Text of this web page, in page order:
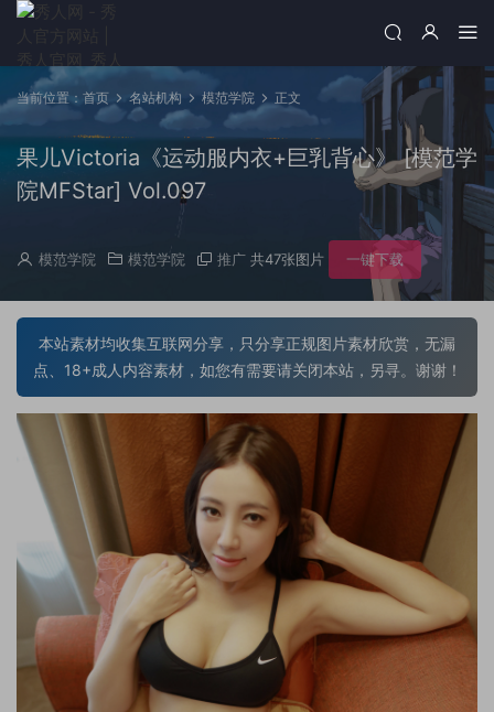
当前位置： 首页 名站机构 模范学院 正文
果儿Victoria《运动服内衣+巨乳背心》 [模范学
院MFStar] Vol.097
模范学院 模范学院 推广 共47张图片 一键下载
本站素材均收集互联网分享，只分享正规图片素材欣赏，无漏
点、18+成人内容素材，如您有需要请关闭本站，另寻。谢谢！